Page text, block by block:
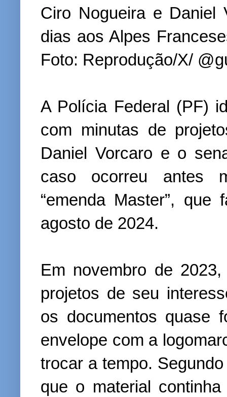
Ciro Nogueira e Daniel
dias aos Alpes
Foto: Reprodução/X/
A Polícia Federal (PF)
com minutas de
Daniel Vorcaro e o
caso ocorreu antes
“emenda Master”,
agosto de 2024.
Em novembro de
projetos de seu
os documentos quase
envelope com a
trocar a tempo.
que o material